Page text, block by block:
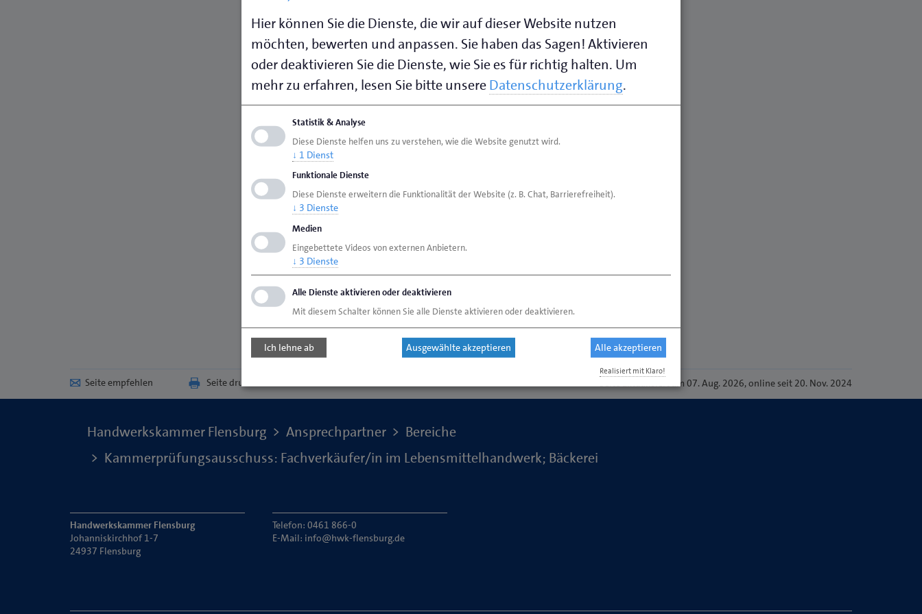
Seite empfehlen Seite drucken Seiteaktualisiert am 07. Aug. 2026, online seit 20. Nov. 2024
Handwerkskammer Flensburg Ansprechpartner
Bereiche
Kammerprüfungsausschuss: Fachverkäufer/in im Lebensmittelhandwerk; Bäckerei
Handwerkskammer Flensburg
Johanniskirchhof 1-7
24937 Flensburg
Telefon: 0461 866-0
E-Mail: info@hwk-flensburg.de
Hier können Sie die Dienste, die wir auf dieser Website nutzen
möchten, bewerten und anpassen. Sie haben das Sagen! Aktivieren
oder deaktivieren Sie die Dienste, wie Sie es für richtig halten. Um
mehr zu erfahren, lesen Sie bitte unsereDatenschutzerklärung.
Statistik & Analyse
Diese Dienste helfen uns zu verstehen, wie die Website genutzt wird.
↓ 1 Dienst
Funktionale Dienste
Diese Dienste erweitern die Funktionalität der Website (z. B. Chat, Barrierefreiheit).
↓ 3 Dienste
Medien
Eingebettete Videos von externen Anbietern.
↓ 3 Dienste
Alle Dienste aktivieren oder deaktivieren
Mit diesem Schalter können Sie alle Dienste aktivieren oder deaktivieren.
Ich lehne ab Ausgewählte akzeptieren Alle akzeptieren
Realisiert mit Klaro!